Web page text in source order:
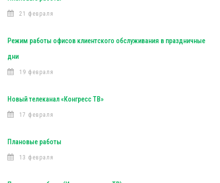
21 февраля
Режим работы офисов клиентского обслуживания в праздничные
дни
19 февраля
Новый телеканал «Конгресс ТВ»
17 февраля
Плановые работы
13 февраля